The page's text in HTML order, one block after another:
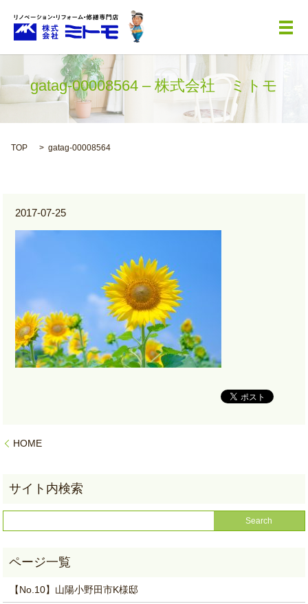
メ
gatag-00008564 – 株式会社 ミトモ
TOP gatag-00008564
2017-07-25
HOME
【No.10】山陽小野田市K様邸